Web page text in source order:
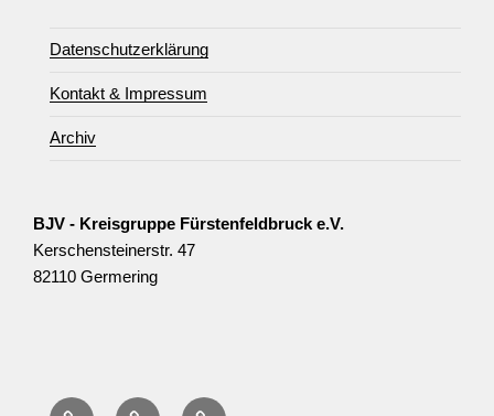
Datenschutzerklärung
Kontakt & Impressum
Archiv
BJV - Kreisgruppe Fürstenfeldbruck e.V.
Kerschensteinerstr. 47
82110 Germering
Datenschutzerklärung
Kontakt Archiv